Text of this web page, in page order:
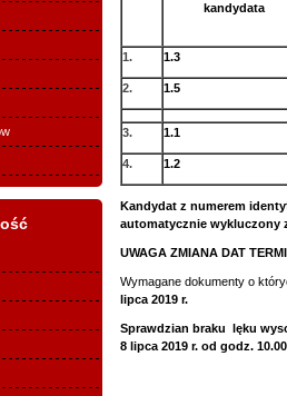
kandydata
1. 1.3
2. 1.5
3. 1.1
4. 1.2
Kandydat z numerem
automatycznie wykluczony
UWAGA ZMIANA DAT
Wymagane dokumenty o
lipca 2019 r.
Sprawdzian braku lęku
8 lipca 2019 r. od godz. 10.00